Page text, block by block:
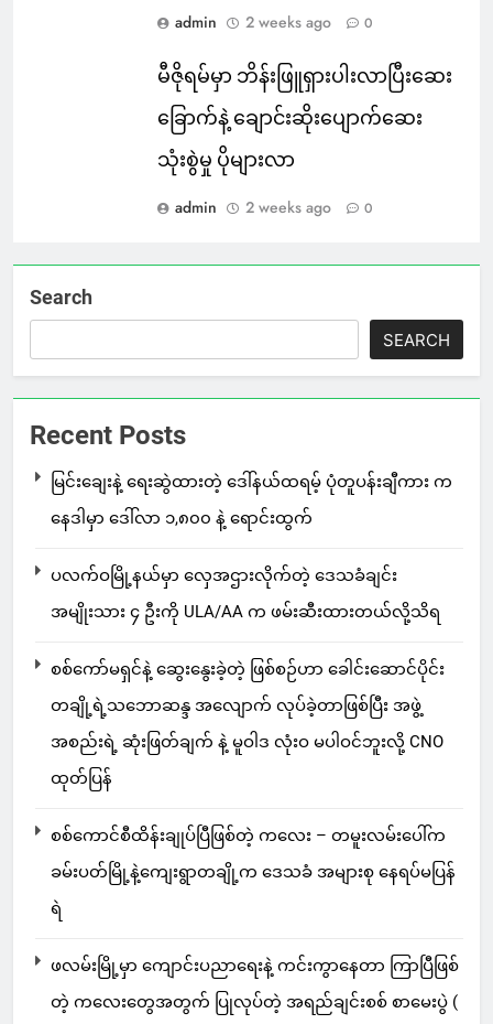
admin 2 weeks ago 0
မီဇိုရမ်မှာ ဘိန်းဖြူရှားပါးလာပြီးဆေး
ခြောက်နဲ့ ချောင်းဆိုးပျောက်ဆေး
သုံးစွဲမှု ပိုများလာ
admin 2 weeks ago 0
Search
SEARCH
Recent Posts
မြင်းချေးနဲ့ ရေးဆွဲထားတဲ့ ဒေါ်နယ်ထရမ့် ပုံတူပန်းချီကား က
နေဒါမှာ ဒေါ်လာ ၁,၈၀၀ နဲ့ ရောင်းထွက်
ပလက်ဝမြို့နယ်မှာ လှေအဌားလိုက်တဲ့ ဒေသခံချင်း
အမျိုးသား ၄ ဦးကို ULA/AA က ဖမ်းဆီးထားတယ်လို့သိရ
စစ်ကော်မရှင်နဲ့ ဆွေးနွေးခဲ့တဲ့ ဖြစ်စဉ်ဟာ ခေါင်းဆောင်ပိုင်း
တချို့ရဲ့သဘောဆန္ဒ အလျောက် လုပ်ခဲ့တာဖြစ်ပြီး အဖွဲ့
အစည်းရဲ့ ဆုံးဖြတ်ချက် နဲ့ မူဝါဒ လုံးဝ မပါဝင်ဘူးလို့ CNO
ထုတ်ပြန်
စစ်ကောင်စီထိန်းချုပ်ပြီဖြစ်တဲ့ ကလေး – တမူးလမ်းပေါ်က
ခမ်းပတ်မြို့နဲ့ကျေးရွာတချို့က ဒေသခံ အများစု နေရပ်မပြန်
ရဲ
ဖလမ်းမြို့မှာ ကျောင်းပညာရေးနဲ့ ကင်းကွာနေတာ ကြာပြီဖြစ်
တဲ့ ကလေးတွေအတွက် ပြုလုပ်တဲ့ အရည်ချင်းစစ် စာမေးပွဲ (